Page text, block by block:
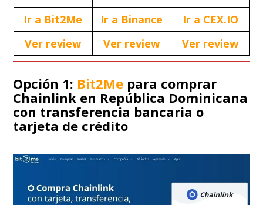
Ir a Bit2Me
Ir a Binance
Ir a CEX.IO
Ver review
Ver review Ver review
Opción 1: Bit2Me para comprar
Chainlink en República Dominicana
con transferencia bancaria o
tarjeta de crédito